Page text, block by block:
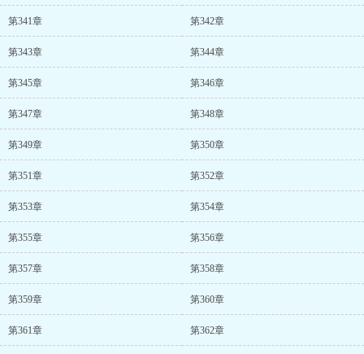
第341章 第342章
第343章 第344章
第345章 第346章
第347章 第348章
第349章 第350章
第351章 第352章
第353章 第354章
第355章 第356章
第357章 第358章
第359章 第360章
第361章 第362章